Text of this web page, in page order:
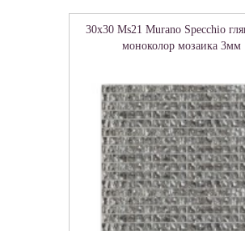
30x30 Ms21 Murano Specchio
моноколор мозаика 3мм